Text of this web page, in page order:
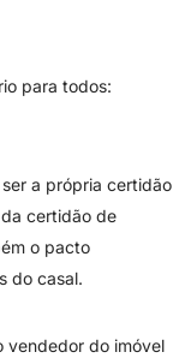
para todos:
a própria certidão
certidão de
o pacto
do casal.
vendedor do imóvel